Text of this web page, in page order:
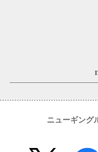
ニューギング